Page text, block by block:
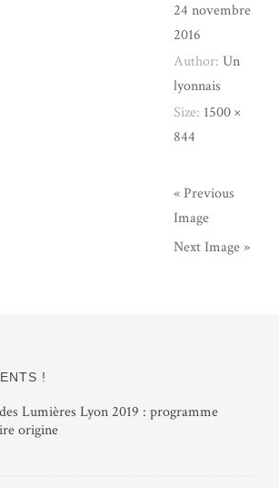
24 novembre
2016
Author:Un
lyonnais
Size: 1500 ×
844
« Previous
Image
Next Image »
!
Lumières Lyon 2019 : programme
origine